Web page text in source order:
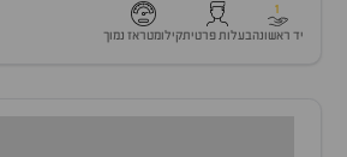
1
יד ראשונהבעלות פרטיתקילומטראז נמוך